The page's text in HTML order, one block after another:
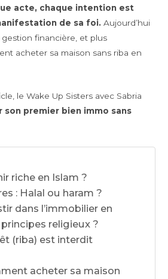
acte, chaque intention est
de sa foi. Aujourd’hui
financière, et plus
acheter sa maison sans riba en
le Wake Up Sisters avec Sabria
son premier bien immo sans
riche en Islam ?
: Halal ou haram ?
dans l’immobilier en
religieux ?
(riba) est interdit
acheter sa maison